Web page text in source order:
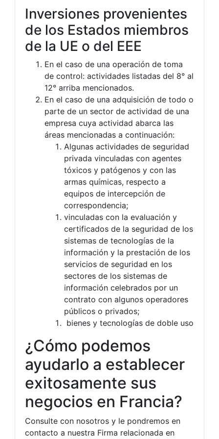
Inversiones provenientes
de los Estados miembros
de la UE o del EEE
En el caso de una operación de toma
de control: actividades listadas del 8° al
12° arriba mencionados.
En el caso de una adquisición de todo o
parte de un sector de actividad de una
empresa cuya actividad abarca las
áreas mencionadas a continuación:
Algunas actividades de seguridad
privada vinculadas con agentes
tóxicos y patógenos y con las
armas químicas, respecto a
equipos de intercepción de
correspondencia;
vinculadas con la evaluación y
certificados de la seguridad de los
sistemas de tecnologías de la
información y la prestación de los
servicios de seguridad en los
sectores de los sistemas de
información celebrados por un
contrato con algunos operadores
públicos o privados;
bienes y tecnologías de doble uso
¿Cómo podemos
ayudarlo a establecer
exitosamente sus
negocios en Francia?
Consulte con nosotros y le pondremos en
contacto a nuestra Firma relacionada en